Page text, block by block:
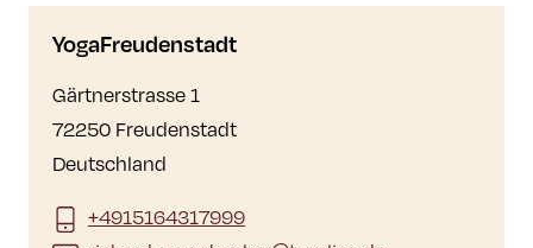
YogaFreudenstadt
Gärtnerstrasse 1
72250 Freudenstadt
Deutschland
+4915164317999